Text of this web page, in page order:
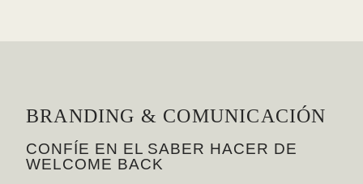
BRANDING & COMUNICACIÓN
CONFÍE EN EL SABER HACER DE
WELCOME BACK